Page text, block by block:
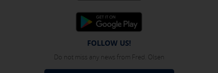
FOLLOW US!
Do not miss any news from Fred. Olsen